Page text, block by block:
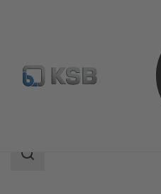
Katalog produktów
Zakres